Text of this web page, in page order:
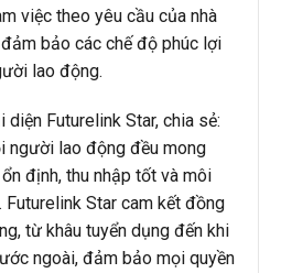
việc theo yêu cầu của nhà
bảo các chế độ phúc lợi
lao động.
diện Futurelink Star, chia sẻ:
người lao động đều mong
định, thu nhập tốt và môi
Star cam kết đồng
từ khâu tuyển dụng đến khi
ngoài, đảm bảo mọi quyền